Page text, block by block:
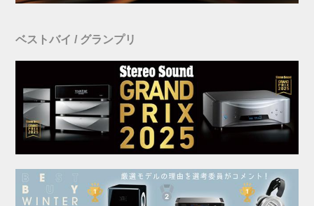
ベストバイ / グランプリ